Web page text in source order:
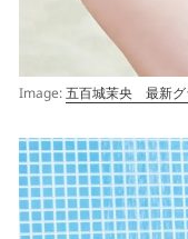
Image:五百城茉央 最新